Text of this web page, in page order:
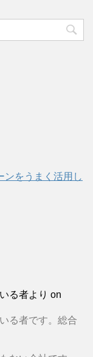
をうまく活用し
る者より on
る者です。総合